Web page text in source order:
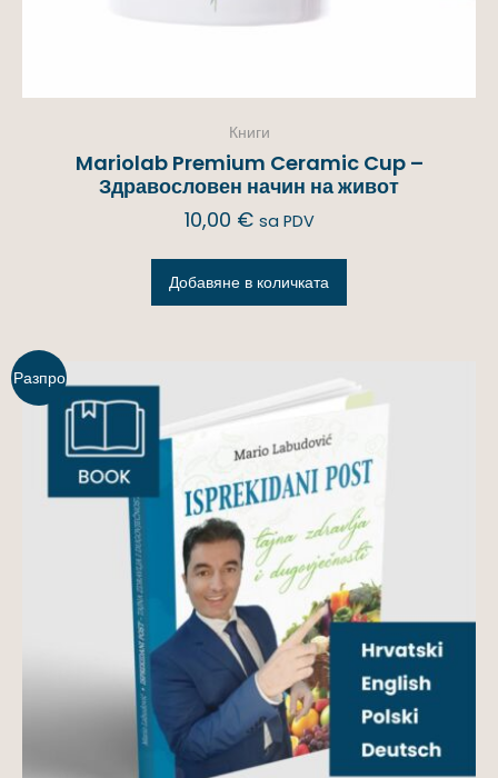
Книги
Mariolab Premium Ceramic Cup –
Здравословен начин на живот
10,00 € sa PDV
Добавяне в количката
Разпро